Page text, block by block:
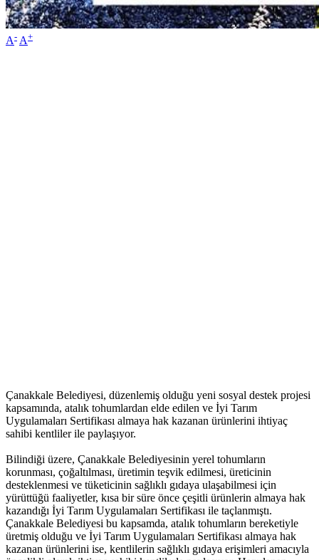
A- A+
Çanakkale Belediyesi, düzenlemiş olduğu yeni sosyal destek projesi
kapsamında, atalık tohumlardan elde edilen ve İyi Tarım
Uygulamaları Sertifikası almaya hak kazanan ürünlerini ihtiyaç
sahibi kentliler ile paylaşıyor.
Bilindiği üzere, Çanakkale Belediyesinin yerel tohumların
korunması, çoğaltılması, üretimin teşvik edilmesi, üreticinin
desteklenmesi ve tüketicinin sağlıklı gıdaya ulaşabilmesi için
yürüttüğü faaliyetler, kısa bir süre önce çeşitli ürünlerin almaya hak
kazandığı İyi Tarım Uygulamaları Sertifikası ile taçlanmıştı.
Çanakkale Belediyesi bu kapsamda, atalık tohumların bereketiyle
üretmiş olduğu ve İyi Tarım Uygulamaları Sertifikası almaya hak
kazanan ürünlerini ise, kentlilerin sağlıklı gıdaya erişimleri amacıyla